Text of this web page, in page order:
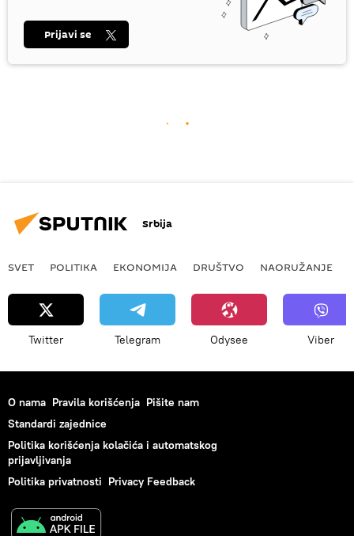
Prijavi se
Srbija
SVET POLITIKA EKONOMIJA DRUŠTVO NAORUŽANJE
Twitter Telegram Odysee Viber
O nama Pravila korišćenja Pišite nam
Standardi zajednice
Politika korišćenja kolačića i automatskog
prijavljivanja
Politika privatnosti Privacy Feedback